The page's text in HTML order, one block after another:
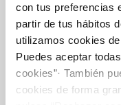
con tus preferencias
partir de tus hábitos
utilizamos cookies
Puedes aceptar
cookies”· También
cookies de forma
Inicio
Gestiones